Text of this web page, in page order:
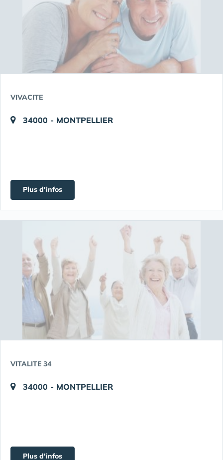
VIVACITE
34000 - MONTPELLIER
Plus d'infos
VITALITE 34
34000 - MONTPELLIER
Plus d'infos